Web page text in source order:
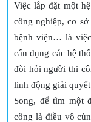
Việc lắp đặt một
công nghiệp, cơ
bệnh viện… là
cấn đụng các hệ
đòi hỏi người thi
linh động giải
Song, để tìm một
công là điều vô